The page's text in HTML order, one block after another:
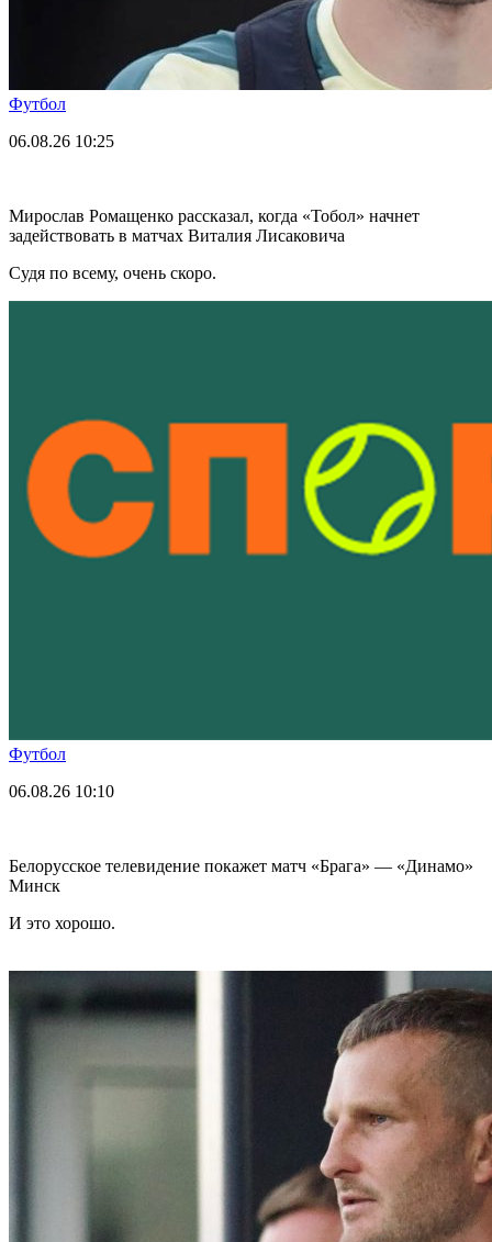
Футбол
06.08.26 10:25
Мирослав Ромащенко рассказал, когда «Тобол» начнет
задействовать в матчах Виталия Лисаковича
Судя по всему, очень скоро.
Футбол
06.08.26 10:10
Белорусское телевидение покажет матч «Брага» — «Динамо»
Минск
И это хорошо.